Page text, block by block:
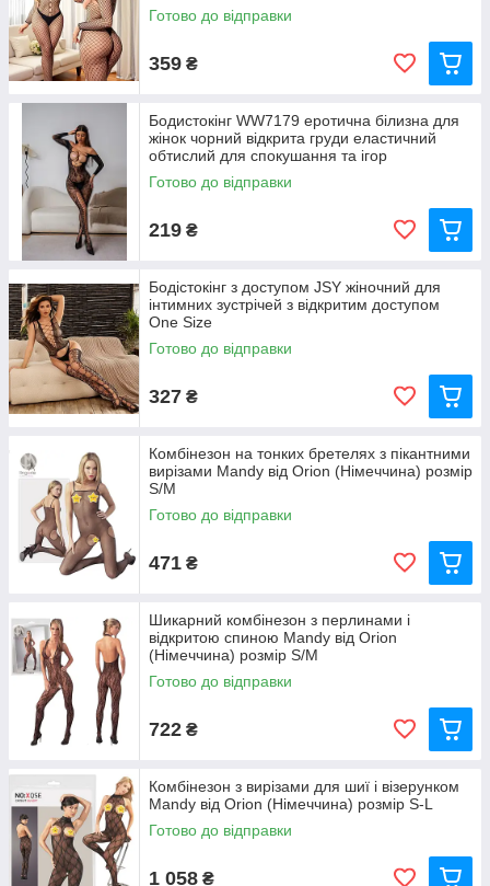
Готово до відправки
359 ₴
Бодистокінг WW7179 еротична білизна для
жінок чорний відкрита груди еластичний
обтислий для спокушання та ігор
Готово до відправки
219 ₴
Бодістокінг з доступом JSY жіночний для
інтимних зустрічей з відкритим доступом
One Size
Готово до відправки
327 ₴
Комбінезон на тонких бретелях з пікантними
вирізами Mandy від Orion (Німеччина) розмір
S/M
Готово до відправки
471 ₴
Шикарний комбінезон з перлинами і
відкритою спиною Mandy від Orion
(Німеччина) розмір S/M
Готово до відправки
722 ₴
Комбінезон з вирізами для шиї і візерунком
Mandy від Orion (Німеччина) розмір S-L
Готово до відправки
1 058 ₴